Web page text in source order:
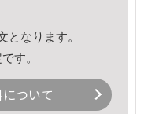
となります。
す。
ついて